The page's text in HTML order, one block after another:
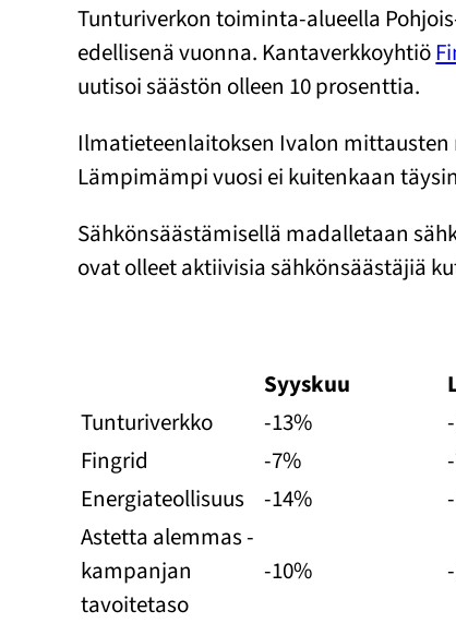
Tunturiverkon toiminta-alueella
edellisenä vuonna. Kantaverkkoyhtiö
uutisoi säästön olleen 10 prosenttia.
Ilmatieteenlaitoksen Ivalon mittausten
Lämpimämpi vuosi ei kuitenkaan
Sähkönsäästämisellä madalletaan
ovat olleet aktiivisia sähkönsäästäjiä
Syyskuu
Tunturiverkko
-13%
Fingrid
-7%
Energiateollisuus
-14%
Astetta alemmas -
kampanjan
tavoitetaso
-10%